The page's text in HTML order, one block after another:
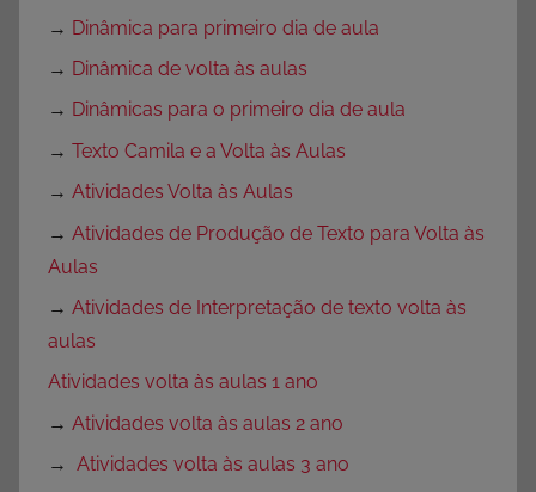
→ Dinâmica para primeiro dia de aula
→ Dinâmica de volta às aulas
→ Dinâmicas para o primeiro dia de aula
→ Texto Camila e a Volta às Aulas
→ Atividades Volta às Aulas
→ Atividades de Produção de Texto para Volta às
Aulas
→ Atividades de Interpretação de texto volta às
aulas
Atividades volta às aulas 1 ano
→ Atividades volta às aulas 2 ano
→ Atividades volta às aulas 3 ano